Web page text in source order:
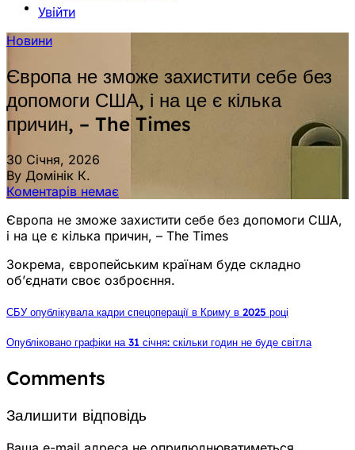
Увійти
Новини
Європа не зможе захистити себе без
допомоги США, і на це є кілька
причин, – The Times
30 Січня, 2026
By Домінік К.
Коментарів немає
Європа не зможе захистити себе без допомоги США,
і на це є кілька причин, – The Times
Зокрема, європейським країнам буде складно
об’єднати своє озброєння.
СБУ опублікувала кадри спецоперації в Криму в 2025 році
Опубліковано графіки на 31 січня: скільки годин не буде світла
Comments
Залишити відповідь